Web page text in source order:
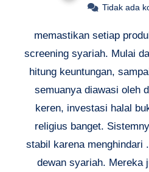
Tidak ada
memastikan setiap
screening syariah. Mulai
hitung keuntungan,
semuanya diawasi oleh
keren, investasi halal
religius banget.
stabil karena menghindari
dewan syariah. Mereka